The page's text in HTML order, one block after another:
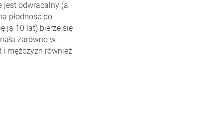
jest odwracalny (a
płodność po
ją 10 lat) bierze się
zarówno w
i mężczyzn również